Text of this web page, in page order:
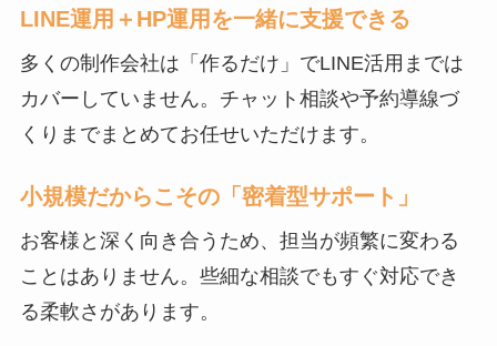
LINE運用＋HP運用を一緒に支援できる
多くの制作会社は「作るだけ」でLINE活用までは
カバーしていません。チャット相談や予約導線づ
くりまでまとめてお任せいただけます。
小規模だからこその「密着型サポート」
お客様と深く向き合うため、担当が頻繁に変わる
ことはありません。些細な相談でもすぐ対応でき
る柔軟さがあります。